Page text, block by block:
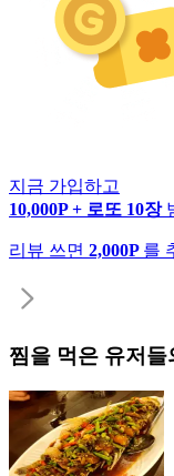
지금 가입하고
10,000P + 로또 10장
리뷰 쓰면 2,000P 를
찜을 먹은 유저